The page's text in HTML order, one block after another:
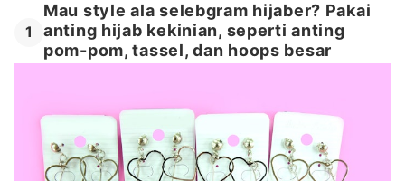
1
Mau style ala selebgram hijaber? Pakai
anting hijab kekinian, seperti anting
pom-pom, tassel, dan hoops besar